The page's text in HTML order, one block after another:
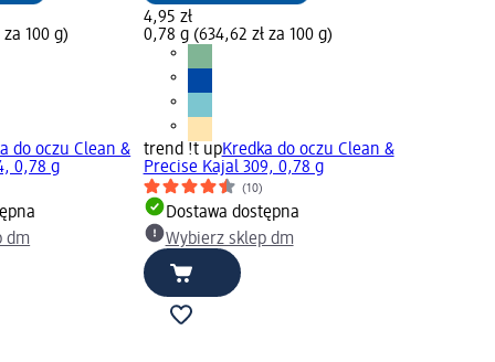
100 g)
do oczu Clean &
0,78 g
dm
4,95 zł
0,78 g (634,62 zł za 100 g)
trend !t upKredka do oczu Clean &
Precise Kajal 309, 0,78 g
(10)
Dostawa dostępna
Wybierz sklep dm